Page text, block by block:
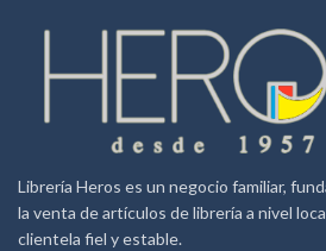
Librería Heros es un negocio familiar,
la venta de artículos de librería a nivel
clientela fiel y estable.